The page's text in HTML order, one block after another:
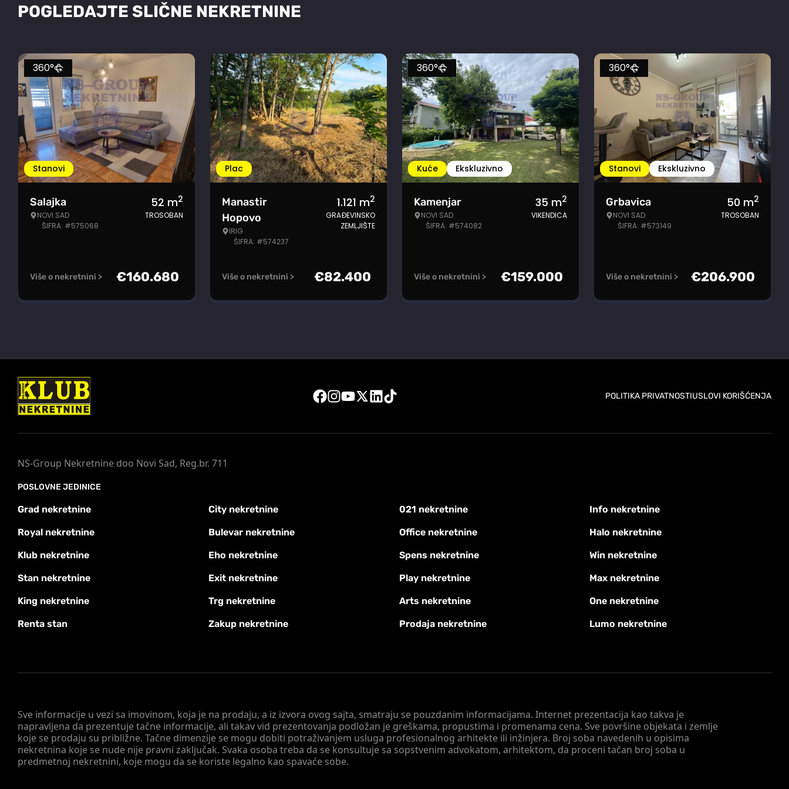
POGLEDAJTE SLIČNE NEKRETNINE
Stanovi
360°
Salajka
NOVI SAD
ŠIFRA: #575068
52 m2
TROSOBAN
Više o nekretnini > €160.680
Plac
Manastir
Hopovo
IRIG
ŠIFRA: #574237
1.121 m2
GRAĐEVINSKO
ZEMLJIŠTE
Više o nekretnini > €82.400
Kuće Ekskluzivno
360°
Kamenjar
NOVI SAD
ŠIFRA: #574082
35 m2
VIKENDICA
Više o nekretnini > €159.000
Stanovi Ekskluzivno
360°
Grbavica
NOVI SAD
ŠIFRA: #573149
50 m2
TROSOBAN
Više o nekretnini > €206.900
POLITIKA PRIVATNOSTIUSLOVI KORIŠĆENJA
Sve informacije u vezi sa imovinom, koja je na prodaju, a iz izvora ovog sajta, smatraju se pouzdanim informacijama. Internet prezentacija kao takva je
napravljena da prezentuje tačne informacije, ali takav vid prezentovanja podložan je greškama, propustima i promenama cena. Sve površine objekata i zemlje
koje se prodaju su približne. Tačne dimenzije se mogu dobiti potraživanjem usluga profesionalnog arhitekte ili inžinjera. Broj soba navedenih u opisima
nekretnina koje se nude nije pravni zaključak. Svaka osoba treba da se konsultuje sa sopstvenim advokatom, arhitektom, da proceni tačan broj soba u
predmetnoj nekretnini, koje mogu da se koriste legalno kao spavaće sobe.
NS-Group Nekretnine doo Novi Sad, Reg.br. 711
POSLOVNE JEDINICE
Grad nekretnine City nekretnine 021 nekretnine Info nekretnine
Royal nekretnine Bulevar nekretnine Office nekretnine Halo nekretnine
Klub nekretnine Eho nekretnine Spens nekretnine Win nekretnine
Stan nekretnine Exit nekretnine Play nekretnine Max nekretnine
King nekretnine Trg nekretnine Arts nekretnine One nekretnine
Renta stan Zakup nekretnine Prodaja nekretnine Lumo nekretnine